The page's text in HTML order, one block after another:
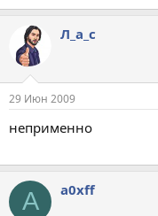
Л_а_с
29 Июн 2009
неприменно
A a0xff